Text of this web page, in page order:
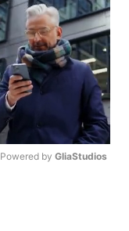
Powered by GliaStudios